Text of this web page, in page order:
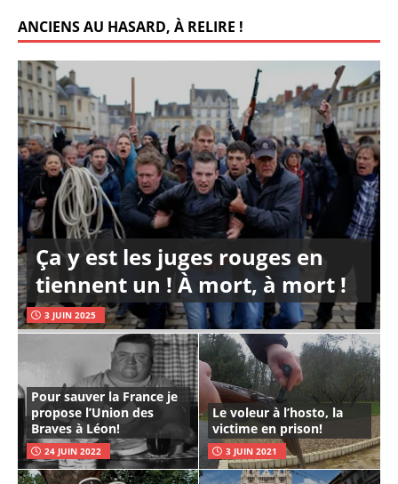
ANCIENS AU HASARD, À RELIRE !
Ça y est les juges rouges en
tiennent un ! À mort, à mort !
3 JUIN 2025
Pour sauver la France je
propose l’Union des
Braves à Léon!
24 JUIN 2022
Le voleur à l’hosto, la
victime en prison!
3 JUIN 2021